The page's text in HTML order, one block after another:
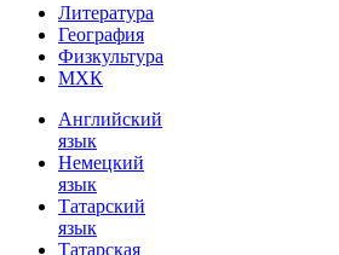
Литература
География
Физкультура
МХК
Английский
язык
Немецкий
язык
Татарский
язык
Татарская